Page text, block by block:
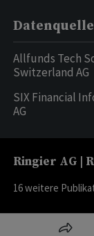
Allfunds Tech
Switzerland AG
SIX Financial
AG
Ringier AG |
16weitere